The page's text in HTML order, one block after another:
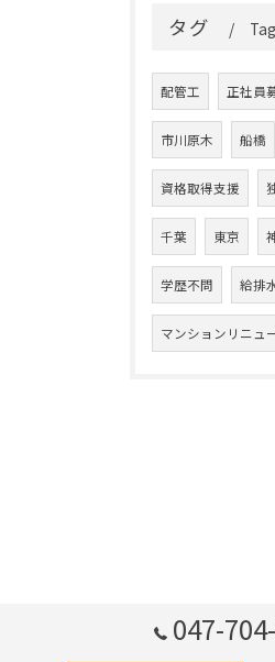
タグ
配管工 正社員
市川原木 船橋
資格取得支援
千葉 東京
学歴不問 給排
マンションリニュ
047-